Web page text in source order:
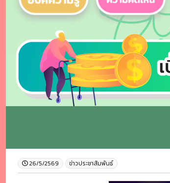
26/5/2569 ข่าวประชาสัมพันธ์